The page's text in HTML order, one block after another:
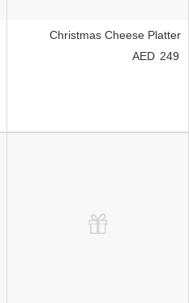
Christmas Cheese Platter
249